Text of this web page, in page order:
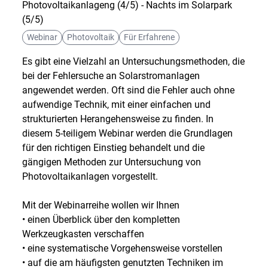
Photovoltaikanlageng (4/5) - Nachts im Solarpark
(5/5)
Webinar Photovoltaik Für Erfahrene
Es gibt eine Vielzahl an Untersuchungsmethoden, die
bei der Fehlersuche an Solarstromanlagen
angewendet werden. Oft sind die Fehler auch ohne
aufwendige Technik, mit einer einfachen und
strukturierten Herangehensweise zu finden. In
diesem 5-teiligem Webinar werden die Grundlagen
für den richtigen Einstieg behandelt und die
gängigen Methoden zur Untersuchung von
Photovoltaikanlagen vorgestellt.
Mit der Webinarreihe wollen wir Ihnen
• einen Überblick über den kompletten
Werkzeugkasten verschaffen
• eine systematische Vorgehensweise vorstellen
• auf die am häufigsten genutzten Techniken im